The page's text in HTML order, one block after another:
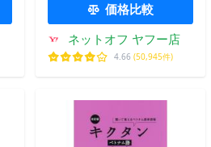
価格比較
ネットオフ ヤフー店
4.66 (50,945件)